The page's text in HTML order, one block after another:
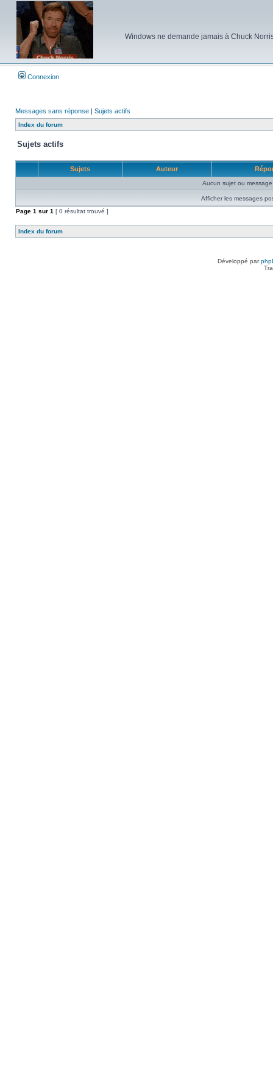
Windows ne demande jamais à Chuck
Connexion
Messages sans réponse | Sujets actifs
Index du forum
Sujets actifs
Sujets Auteur
Aucun sujet ou
Afficher les messages
Page 1 sur 1 [ 0 résultat trouvé ]
Index du forum
Développé par